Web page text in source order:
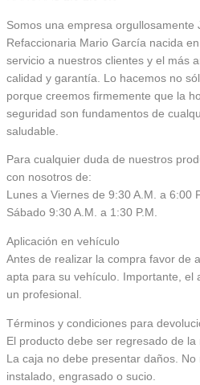
Somos una empresa orgullosamente
Refaccionaria Mario García nacida
servicio a nuestros clientes y el más
calidad y garantía. Lo hacemos no
porque creemos firmemente que la
seguridad son fundamentos de
saludable.
Para cualquier duda de nuestros
con nosotros de:
Lunes a Viernes de 9:30 A.M. a 6:00
Sábado 9:30 A.M. a 1:30 P.M.
Aplicación en vehículo
Antes de realizar la compra favor de
apta para su vehículo. Importante, el
un profesional.
Términos y condiciones para
El producto debe ser regresado de la
La caja no debe presentar daños.
instalado, engrasado o sucio.